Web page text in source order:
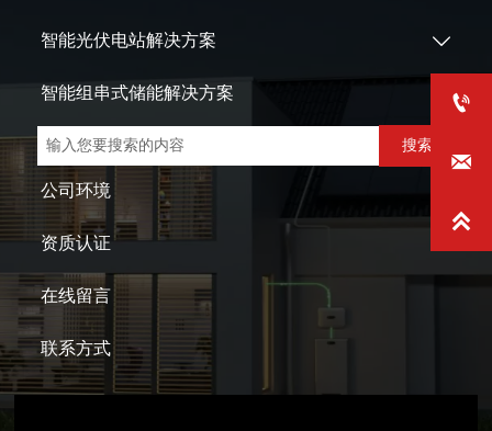
智能光伏电站解决方案 
智能组串式储能解决方案
搜索
公司环境
资质认证
在线留言
联系方式


